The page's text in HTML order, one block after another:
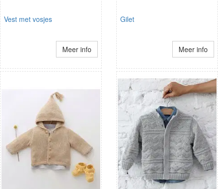
Vest met vosjes
Meer info
Gilet
Meer info